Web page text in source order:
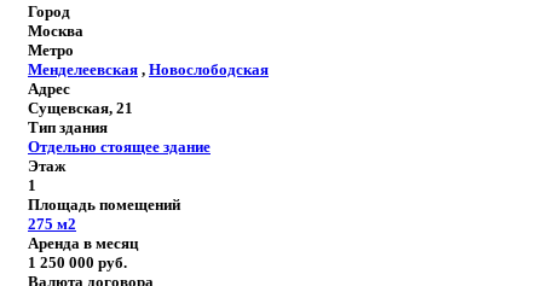
Город
Москва
Метро
Менделеевская , Новослободская
Адрес
Сущевская, 21
Тип здания
Отдельно стоящее здание
Этаж
1
Площадь помещений
275 м2
Аренда в месяц
1 250 000 руб.
Валюта договора